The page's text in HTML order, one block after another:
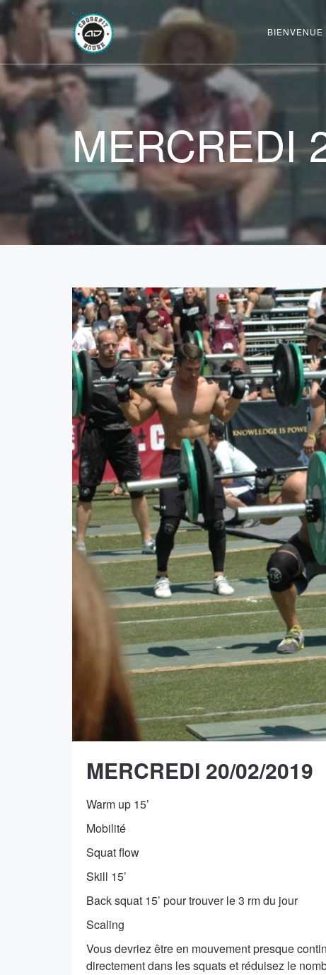
MERCREDI
MERCREDI 20/02/2019
Warm up 15’
Mobilité
Squat flow
Skill 15’
Back squat 15’ pour trouver le 3 rm du jour
Scaling
Vous devriez être en mouvement presque
directement dans les squats et réduisez le